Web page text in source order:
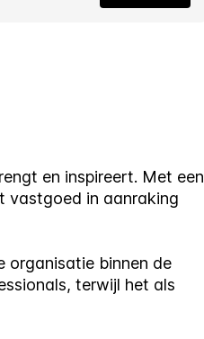
en inspireert. Met een
vastgoed in aanraking
organisatie binnen de
terwijl het als